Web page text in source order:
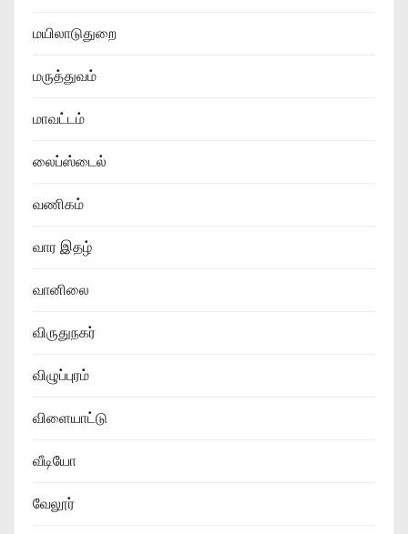
மயிலாடுதுறை
மருத்துவம்
மாவட்டம்
லைப்ஸ்டைல்
வணிகம்
வார இதழ்
வானிலை
விருதுநகர்
விழுப்புரம்
விளையாட்டு
வீடியோ
வேலூர்